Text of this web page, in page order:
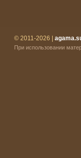
© 2011-2026 |
При использовании